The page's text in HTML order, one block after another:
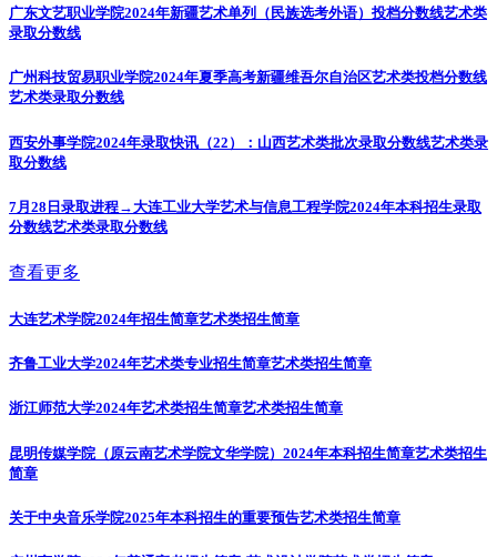
广东文艺职业学院2024年新疆艺术单列（民族选考外语）投档分数线艺术类
录取分数线
广州科技贸易职业学院2024年夏季高考新疆维吾尔自治区艺术类投档分数线
艺术类录取分数线
西安外事学院2024年录取快讯（22）：山西艺术类批次录取分数线艺术类录
取分数线
7月28日录取进程→大连工业大学艺术与信息工程学院2024年本科招生录取
分数线艺术类录取分数线
查看更多
大连艺术学院2024年招生简章艺术类招生简章
齐鲁工业大学2024年艺术类专业招生简章艺术类招生简章
浙江师范大学2024年艺术类招生简章艺术类招生简章
昆明传媒学院（原云南艺术学院文华学院）2024年本科招生简章艺术类招生
简章
关于中央音乐学院2025年本科招生的重要预告艺术类招生简章